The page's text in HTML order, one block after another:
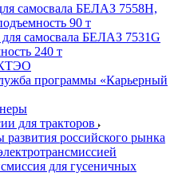
самосвала БЕЛАЗ 7558H,
90 т
самосвала БЕЛАЗ 7531G
240 т
программы «Карьерный
для тракторов
развития российского рынка
для гусеничных